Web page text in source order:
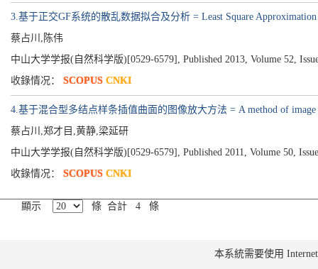
3.基于正交GF系统的散乱数据拟合及分析 = Least Square Approximation
蔡占川,陈伟
中山大学学报(自然科学版)[0529-6579], Published 2013, Volume 52,
收錄情况： SCOPUS CNKI
4.基于混合型多结点样条插值曲面的图像放大方法 = A method of image
蔡占川,郑才目,黄静,梁延研
中山大学学报(自然科学版)[0529-6579], Published 2011, Volume 50,
收錄情况： SCOPUS CNKI
顯示 條 合計 4 條
本系統需要使用